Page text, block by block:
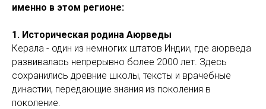
именно в этом регионе:
1. Историческая родина Аюрведы
Керала - один из немногих штатов Индии, где аюрведа
развивалась непрерывно более 2000 лет. Здесь
сохранились древние школы, тексты и врачебные
династии, передающие знания из поколения в
поколение.